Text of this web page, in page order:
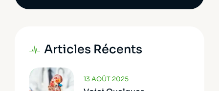
Articles Récents
13 AOÛT 2025